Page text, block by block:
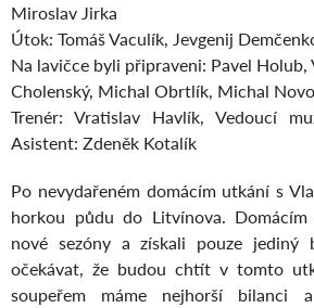
Miroslav Jirka
Útok: Tomáš Vaculík, Jevgenij
Na lavičce byli připraveni: Pavel Holub,
Cholenský, Michal Obrtlík, Michal
Trenér: Vratislav Havlík, Vedoucí
Asistent: Zdeněk Kotalík
Po nevydařeném domácím utkání s
horkou půdu do Litvínova.
nové sezóny a získali pouze
očekávat, že budou chtít v tomto
soupeřem máme nejhorší